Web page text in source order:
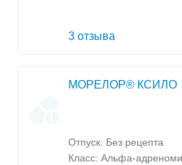
3 отзыва
МОРЕЛОР® КСИЛО
Отпуск: Без рецепта
Класс: Альфа-